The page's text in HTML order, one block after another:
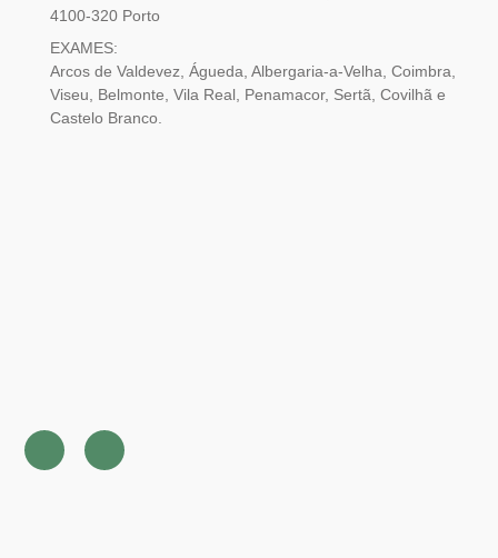
4100-320 Porto
EXAMES:
Arcos de Valdevez, Águeda, Albergaria-a-Velha, Coimbra,
Viseu, Belmonte, Vila Real, Penamacor, Sertã, Covilhã e
Castelo Branco.